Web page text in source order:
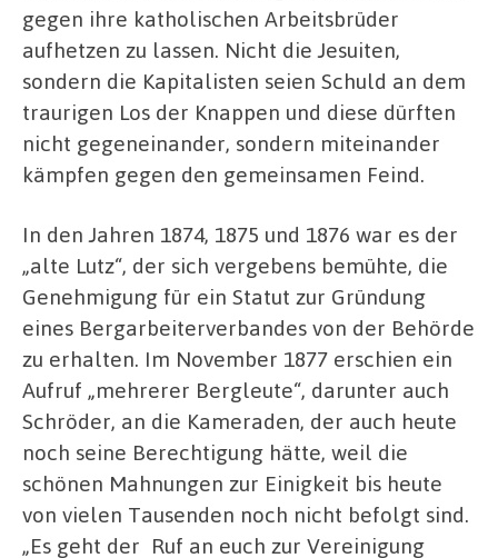
gegen ihre katholischen Arbeitsbrüder
aufhetzen zu lassen. Nicht die Jesuiten,
sondern die Kapitalisten seien Schuld an dem
traurigen Los der Knappen und diese dürften
nicht gegeneinander, sondern miteinander
kämpfen gegen den gemeinsamen Feind.
In den Jahren 1874, 1875 und 1876 war es der
„alte Lutz“, der sich vergebens bemühte, die
Genehmigung für ein Statut zur Gründung
eines Bergarbeiterverbandes von der Behörde
zu erhalten. Im November 1877 erschien ein
Aufruf „mehrerer Bergleute“, darunter auch
Schröder, an die Kameraden, der auch heute
noch seine Berechtigung hätte, weil die
schönen Mahnungen zur Einigkeit bis heute
von vielen Tausenden noch nicht befolgt sind.
„Es geht der Ruf an euch zur Vereinigung